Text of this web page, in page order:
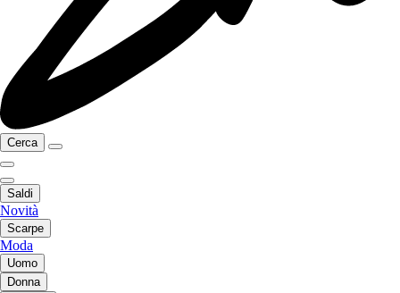
Cerca
Saldi
Novità
Scarpe
Moda
Uomo
Donna